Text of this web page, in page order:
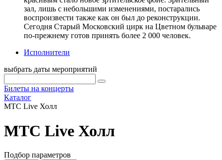
зал, лишь с небольшими изменениями, постарались
воспроизвести также как он был до реконструкции.
Сегодня Старый Московский цирк на Цветном бульваре
по-прежнему готов принять более 2 000 человек.
Исполнители
выбрать даты мероприятий
Билеты на концерты
Каталог
МТС Live Холл
МТС Live Холл
Подбор параметров